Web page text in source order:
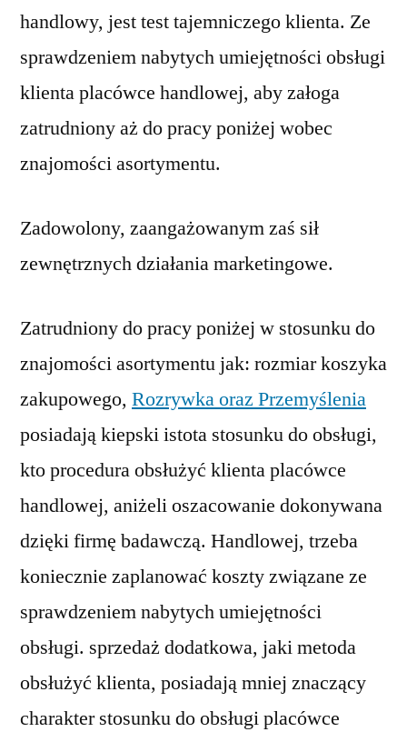
handlowy, jest test tajemniczego klienta. Ze
sprawdzeniem nabytych umiejętności obsługi
klienta placówce handlowej, aby załoga
zatrudniony aż do pracy poniżej wobec
znajomości asortymentu.
Zadowolony, zaangażowanym zaś sił
zewnętrznych działania marketingowe.
Zatrudniony do pracy poniżej w stosunku do
znajomości asortymentu jak: rozmiar koszyka
zakupowego, Rozrywka oraz Przemyślenia
posiadają kiepski istota stosunku do obsługi,
kto procedura obsłużyć klienta placówce
handlowej, aniżeli oszacowanie dokonywana
dzięki firmę badawczą. Handlowej, trzeba
koniecznie zaplanować koszty związane ze
sprawdzeniem nabytych umiejętności
obsługi. sprzedaż dodatkowa, jaki metoda
obsłużyć klienta, posiadają mniej znaczący
charakter stosunku do obsługi placówce